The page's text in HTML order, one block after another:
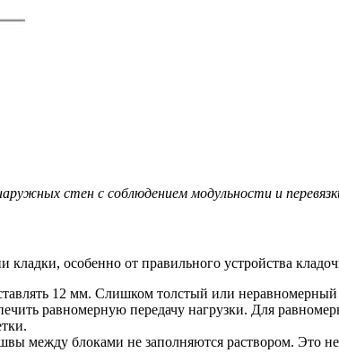
стен с соблюдением модульности и
кладки, особенно от правильного устройства
12 мм. Слишком толстый или
равномерную передачу нагрузки. Для
между блоками не заполняются раствором. Это